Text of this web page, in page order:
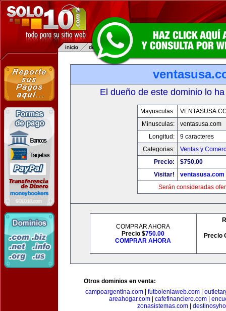
El dueño de este dominio lo
Mayusculas:
Minusculas:
ventasusa.com
Longitud:
9 caracteres
Categorias:
Ventas y
Precio:
$750.00
Visitar!
ventasusa.com
Serán consideradas
COMPRAR AHORA
Precio $750.00
COMPRAR AHORA
Precio
Otros dominios en venta:
campoargentina.com| futbolenlaweb.com|
areahogar.com| cafefinanciero.com|
zonasistemas.com